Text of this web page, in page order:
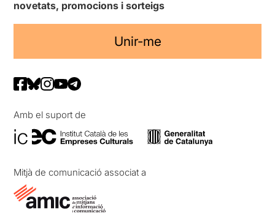
novetats, promocions i sorteigs
Unir-me
Amb el suport de
Mitjà de comunicació associat a